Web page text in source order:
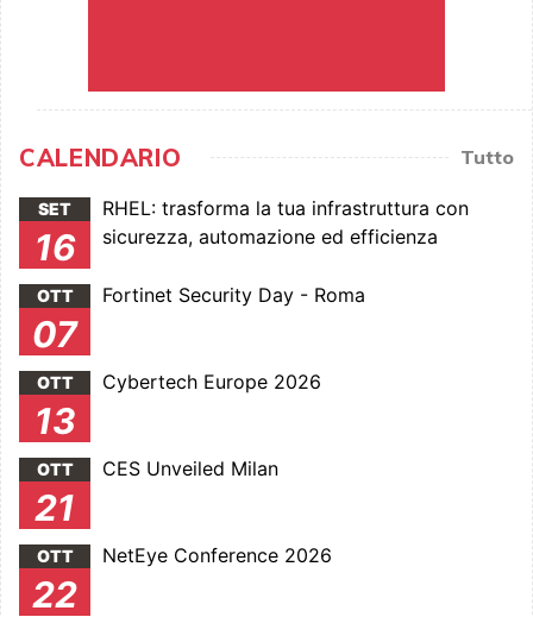
CALENDARIO Tutto
SET
16
RHEL: trasforma la tua infrastruttura con
sicurezza, automazione ed efficienza
OTT
07
Fortinet Security Day - Roma
OTT
13
Cybertech Europe 2026
OTT
21
CES Unveiled Milan
OTT
22
NetEye Conference 2026